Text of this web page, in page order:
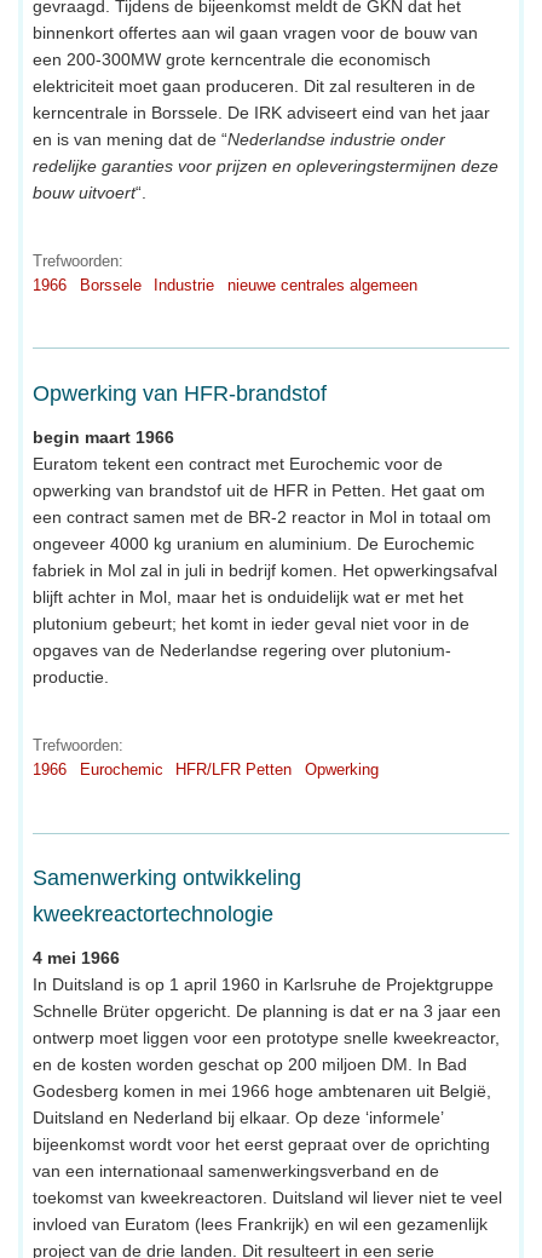
gevraagd. Tijdens de bijeenkomst meldt de GKN dat het
binnenkort offertes aan wil gaan vragen voor de bouw van
een 200-300MW grote kerncentrale die economisch
elektriciteit moet gaan produceren. Dit zal resulteren in de
kerncentrale in Borssele. De IRK adviseert eind van het jaar
en is van mening dat de “Nederlandse industrie onder
redelijke garanties voor prijzen en opleveringstermijnen deze
bouw uitvoert“.
Trefwoorden:
1966
Borssele Industrie nieuwe centrales algemeen
Opwerking van HFR-brandstof
begin maart 1966
Euratom tekent een contract met Eurochemic voor de
opwerking van brandstof uit de HFR in Petten. Het gaat om
een contract samen met de BR-2 reactor in Mol in totaal om
ongeveer 4000 kg uranium en aluminium. De Eurochemic
fabriek in Mol zal in juli in bedrijf komen. Het opwerkingsafval
blijft achter in Mol, maar het is onduidelijk wat er met het
plutonium gebeurt; het komt in ieder geval niet voor in de
opgaves van de Nederlandse regering over plutonium-
productie.
Trefwoorden:
1966
Eurochemic HFR/LFR Petten Opwerking
Samenwerking ontwikkeling
kweekreactortechnologie
4 mei 1966
In Duitsland is op 1 april 1960 in Karlsruhe de Projektgruppe
Schnelle Brüter opgericht. De planning is dat er na 3 jaar een
ontwerp moet liggen voor een prototype snelle kweekreactor,
en de kosten worden geschat op 200 miljoen DM. In Bad
Godesberg komen in mei 1966 hoge ambtenaren uit België,
Duitsland en Nederland bij elkaar. Op deze ‘informele’
bijeenkomst wordt voor het eerst gepraat over de oprichting
van een internationaal samenwerkingsverband en de
toekomst van kweekreactoren. Duitsland wil liever niet te veel
invloed van Euratom (lees Frankrijk) en wil een gezamenlijk
project van de drie landen. Dit resulteert in een serie